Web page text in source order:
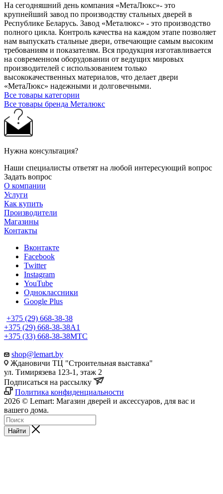
На сегодняшний день компания «МетаЛюкс»- это
крупнейший завод по производству стальных дверей в
Республике Беларусь. Завод «Металюкс» - это производство
полного цикла. Контроль качества на каждом этапе позволяет
нам выпускать стальные двери, отвечающие самым высоким
требованиям и показателям. Вся продукция изготавливается
на современном оборудовании от ведущих мировых
производителей с использованием только
высококачественных материалов, что делает двери
«МетаЛюкс» надежными и долговечными.
Все товары категории
Все товары бренда Металюкс
Нужна консультация?
Наши специалисты ответят на любой интересующий вопрос
Задать вопрос
О компании
Услуги
Как купить
Производители
Магазины
Контакты
Вконтакте
Facebook
Twitter
Instagram
YouTube
Одноклассники
Google Plus
+375 (29) 668-38-38
+375 (29) 668-38-38A1
+375 (33) 668-38-38МТС
shop@lemart.by
Ждановичи ТЦ "Строительная выставка"
ул. Тимирязева 123-1, этаж 2
Подписаться на рассылку
Политика конфиденциальности
2026 © Lemart: Магазин дверей и аксессуаров, для вас и
вашего дома.
Найти